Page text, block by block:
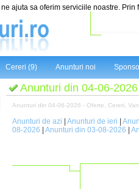
ne ajuta sa oferim serviciile noastre.
Cereri (9) Anunturi noi
Anunturi din 04-06-2026
Anunturi din 04-06-2026 - Oferte, Cereri,
Anunturi de azi Anunturi de ieri
08-2026
Anunturi din 03-08-2026